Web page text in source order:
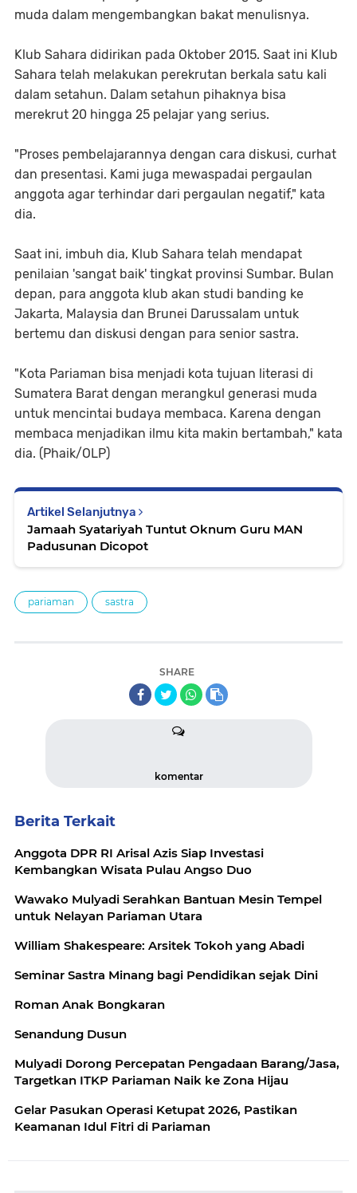
muda dalam mengembangkan bakat menulisnya.
Klub Sahara didirikan pada Oktober 2015. Saat ini Klub
Sahara telah melakukan perekrutan berkala satu kali
dalam setahun. Dalam setahun pihaknya bisa
merekrut 20 hingga 25 pelajar yang serius.
"Proses pembelajarannya dengan cara diskusi, curhat
dan presentasi. Kami juga mewaspadai pergaulan
anggota agar terhindar dari pergaulan negatif," kata
dia.
Saat ini, imbuh dia, Klub Sahara telah mendapat
penilaian 'sangat baik' tingkat provinsi Sumbar. Bulan
depan, para anggota klub akan studi banding ke
Jakarta, Malaysia dan Brunei Darussalam untuk
bertemu dan diskusi dengan para senior sastra.
"Kota Pariaman bisa menjadi kota tujuan literasi di
Sumatera Barat dengan merangkul generasi muda
untuk mencintai budaya membaca. Karena dengan
membaca menjadikan ilmu kita makin bertambah," kata
dia. (Phaik/OLP)
Artikel Selanjutnya
Jamaah Syatariyah Tuntut Oknum Guru MAN
Padusunan Dicopot
pariaman sastra
SHARE
komentar
Berita Terkait
Anggota DPR RI Arisal Azis Siap Investasi
Kembangkan Wisata Pulau Angso Duo
Wawako Mulyadi Serahkan Bantuan Mesin Tempel
untuk Nelayan Pariaman Utara
William Shakespeare: Arsitek Tokoh yang Abadi
Seminar Sastra Minang bagi Pendidikan sejak Dini
Roman Anak Bongkaran
Senandung Dusun
Mulyadi Dorong Percepatan Pengadaan Barang/Jasa,
Targetkan ITKP Pariaman Naik ke Zona Hijau
Gelar Pasukan Operasi Ketupat 2026, Pastikan
Keamanan Idul Fitri di Pariaman